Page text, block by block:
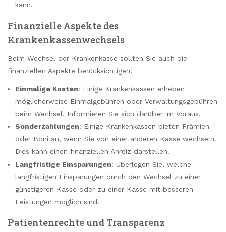
kann.
Finanzielle Aspekte des
Krankenkassenwechsels
Beim Wechsel der Krankenkasse sollten Sie auch die
finanziellen Aspekte berücksichtigen:
Einmalige Kosten: Einige Krankenkassen erheben
möglicherweise Einmalgebühren oder Verwaltungsgebühren
beim Wechsel. Informieren Sie sich darüber im Voraus.
Sonderzahlungen: Einige Krankenkassen bieten Prämien
oder Boni an, wenn Sie von einer anderen Kasse wechseln.
Dies kann einen finanziellen Anreiz darstellen.
Langfristige Einsparungen: Überlegen Sie, welche
langfristigen Einsparungen durch den Wechsel zu einer
günstigeren Kasse oder zu einer Kasse mit besseren
Leistungen möglich sind.
Patientenrechte und Transparenz